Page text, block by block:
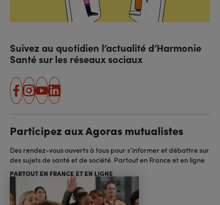
Suivez au quotidien l’actualité d’Harmonie
Santé sur les réseaux sociaux
facebook
instagram
youtube
linkedin
Participez aux Agoras mutualistes
Des rendez-vous ouverts à tous pour s’informer et débattre sur
des sujets de santé et de société. Partout en France et en ligne
PARTOUT EN FRANCE ET EN LIGNE